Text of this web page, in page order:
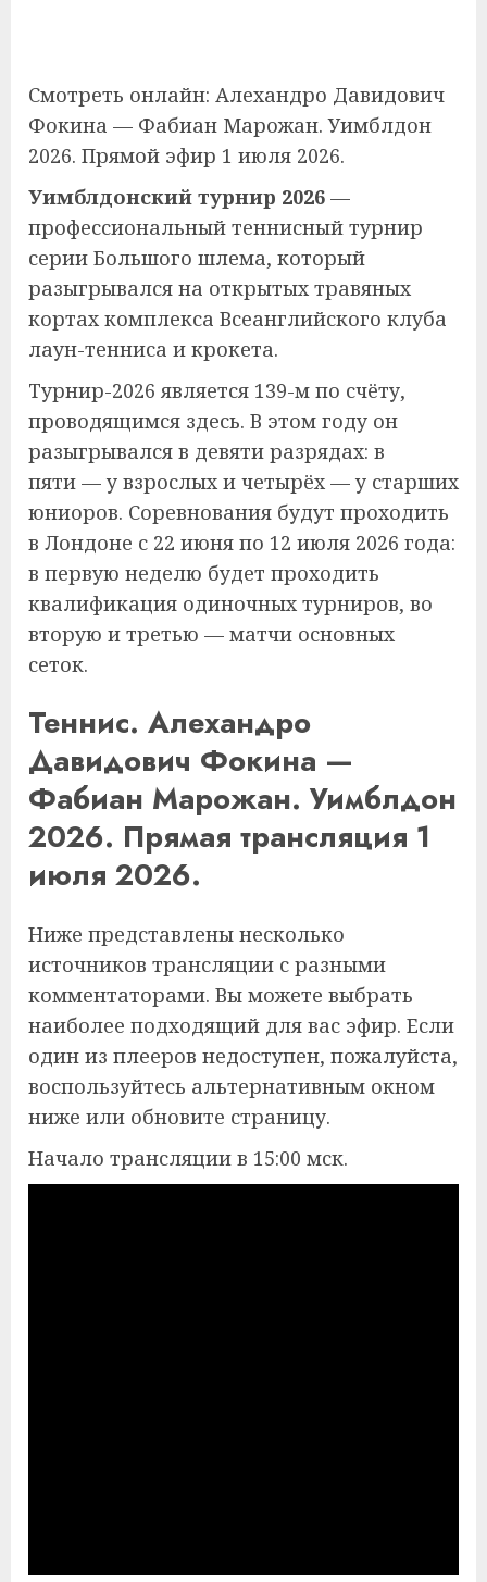
Смотреть онлайн: Алехандро Давидович
Фокина — Фабиан Марожан. Уимблдон
2026. Прямой эфир 1 июля 2026.
Уимблдонский турнир 2026 —
профессиональный теннисный турнир
серии Большого шлема, который
разыгрывался на открытых травяных
кортах комплекса Всеанглийского клуба
лаун-тенниса и крокета.
Турнир-2026 является 139-м по счёту,
проводящимся здесь. В этом году он
разыгрывался в девяти разрядах: в
пяти — у взрослых и четырёх — у старших
юниоров. Соревнования будут проходить
в Лондоне с 22 июня по 12 июля 2026 года:
в первую неделю будет проходить
квалификация одиночных турниров, во
вторую и третью — матчи основных
сеток.
Теннис. Алехандро
Давидович Фокина —
Фабиан Марожан. Уимблдон
2026. Прямая трансляция 1
июля 2026.
Ниже представлены несколько
источников трансляции с разными
комментаторами. Вы можете выбрать
наиболее подходящий для вас эфир. Если
один из плееров недоступен, пожалуйста,
воспользуйтесь альтернативным окном
ниже или обновите страницу.
Начало трансляции в 15:00 мск.